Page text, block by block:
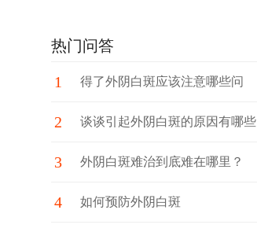
热门问答
1 得了外阴白斑应该注意哪些问
题？
2 谈谈引起外阴白斑的原因有哪些
3 外阴白斑难治到底难在哪里？
4 如何预防外阴白斑